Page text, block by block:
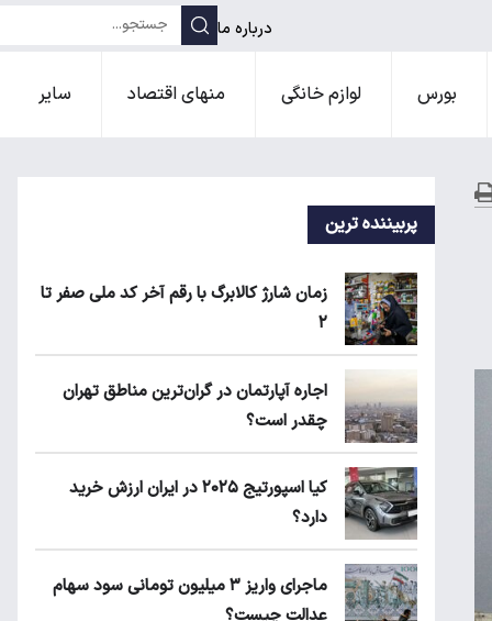
درباره ما
بورس لوازم خانگی منهای اقتصاد سایر
پربیننده ترین
زمان شارژ کالابرگ با رقم آخر کد ملی صفر تا
۲
اجاره آپارتمان در گران‌ترین مناطق تهران
چقدر است؟
کیا اسپورتیج ۲۰۲۵ در ایران ارزش خرید
دارد؟
ماجرای واریز ۳ میلیون تومانی سود سهام
عدالت چیست؟